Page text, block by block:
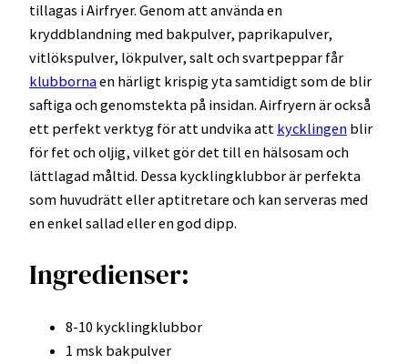
tillagas i Airfryer. Genom att använda en
kryddblandning med bakpulver, paprikapulver,
vitlökspulver, lökpulver, salt och svartpeppar får
klubbornaen härligt krispig yta samtidigt som de blir
saftiga och genomstekta på insidan. Airfryern är också
ett perfekt verktyg för att undvika att kycklingen blir
för fet och oljig, vilket gör det till en hälsosam och
lättlagad måltid. Dessa kycklingklubbor är perfekta
som huvudrätt eller aptitretare och kan serveras med
en enkel sallad eller en god dipp.
Ingredienser:
8-10 kycklingklubbor
1 msk bakpulver